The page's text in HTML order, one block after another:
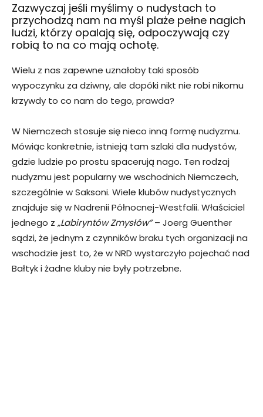
Zazwyczaj jeśli myślimy o nudystach to
przychodzą nam na myśl plaże pełne nagich
ludzi, którzy opalają się, odpoczywają czy
robią to na co mają ochotę.
Wielu z nas zapewne uznałoby taki sposób
wypoczynku za dziwny, ale dopóki nikt nie robi nikomu
krzywdy to co nam do tego, prawda?
W Niemczech stosuje się nieco inną formę nudyzmu.
Mówiąc konkretnie, istnieją tam szlaki dla nudystów,
gdzie ludzie po prostu spacerują nago. Ten rodzaj
nudyzmu jest popularny we wschodnich Niemczech,
szczególnie w Saksoni. Wiele klubów nudystycznych
znajduje się w Nadrenii Północnej-Westfalii. Właściciel
jednego z „Labiryntów Zmysłów”– Joerg Guenther
sądzi, że jednym z czynników braku tych organizacji na
wschodzie jest to, że w NRD wystarczyło pojechać nad
Bałtyk i żadne kluby nie były potrzebne.